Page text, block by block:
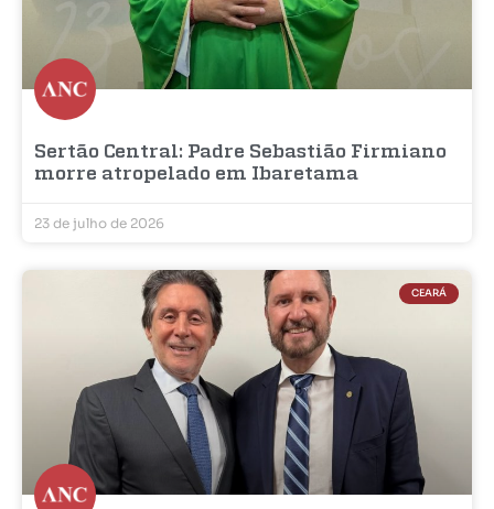
Sertão Central: Padre Sebastião Firmiano
morre atropelado em Ibaretama
23 de julho de 2026
CEARÁ